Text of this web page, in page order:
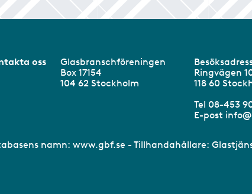
oss
Glasbranschföreningen
Box 17154
104 62 Stockholm
Ringvägen
118 60
Tel 08-453
E-post
namn: www.gbf.se - Tillhandahållare: